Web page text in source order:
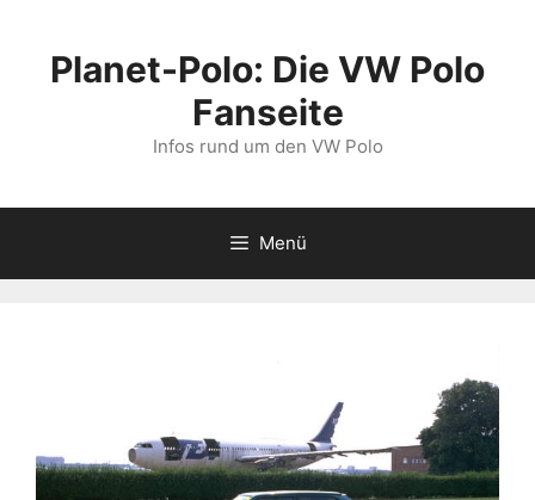
springenPlanet-Polo: Die VW Polo
Fanseite
Infos rund um den VW Polo
Menü